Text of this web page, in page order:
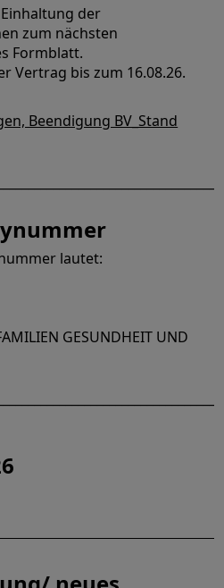
der
zum nächsten
Formblatt.
Vertrag bis zum 16.08.26.
Beendigung BV_Stand
lautet:
GESUNDHEIT UND